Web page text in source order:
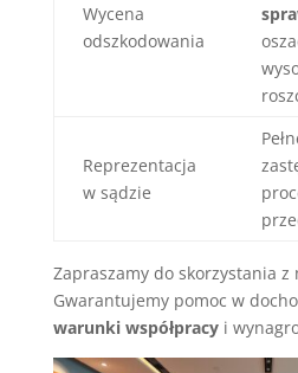
Wycena
odszkodowania
Reprezentacja
w sądzie
Zapraszamy do skorzystania z
Gwarantujemy pomoc w
warunki współpracyi